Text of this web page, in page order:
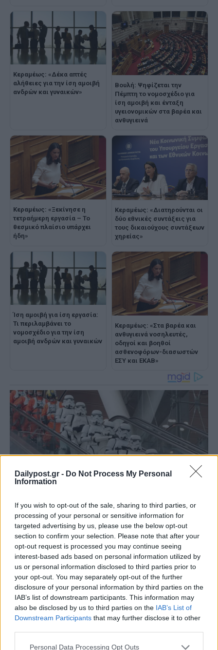
Dailypost.gr - Do Not Process My Personal
Information
If you wish to opt-out of the sale, sharing to third parties, or
processing of your personal or sensitive information for
targeted advertising by us, please use the below opt-out
section to confirm your selection. Please note that after your
opt-out request is processed you may continue seeing
interest-based ads based on personal information utilized by
us or personal information disclosed to third parties prior to
your opt-out. You may separately opt-out of the further
disclosure of your personal information by third parties on the
IAB’s list of downstream participants. This information may
also be disclosed by us to third parties on the IAB’s List of
Downstream Participants that may further disclose it to other
Personal Data Processing Opt Outs
Κεραμέως: «Δέκα απτές
αλήθειες για την ίση αμοιβή
ανδρών και γυναικών»
Βουλή: Ψηφίζεται την
Πέμπτη το νομοσχέδιο για
ίση αμοιβή και ένταξη
υγειονομικών στα βαρέα και
ανθυγιεινά
Κεραμέως: «Ξεκίνησε η
τετραήμερη εργασία – Το
θεσμικό πλαίσιο υπάρχει
ήδη»
Κεραμέως: «Διατηρούνται οι
δύο εθνικές συντάξεις για
τους δικαιούχους συντάξεων
χηρείας»
Ίση αμοιβή για ίση εργασία:
Τι περιλαμβάνει το
νομοσχέδιο για την ίση
αμοιβή ανδρών και γυναικών
Κεραμέως: «Στα βαρέα και
ανθυγιεινά νοσηλευτές,
οδηγοί και βοηθοί
ασθενοφόρων-διασωστών
ΕΣΥ και ΕΚΑΒ»